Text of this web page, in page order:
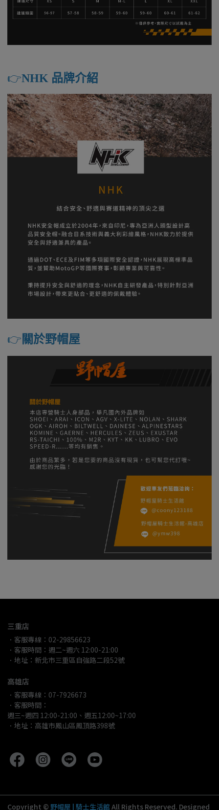
👉️NHK 品牌介紹
👉️ 關於野帽屋
三重店
．客服專線：02-29856623
．客服時間：週二~週六 12:00-21:00
．地址：新北市三重區自強路二段52號
高雄店
．客服專線：07-7926673
．客服時間：
週三~週四 12:00-21:00、週五12:00~17:00
．地址：高雄市鳳山區鳳頂路398號
Copyright © 野帽屋 | 騎士生活館All Rights Reserved. Designed